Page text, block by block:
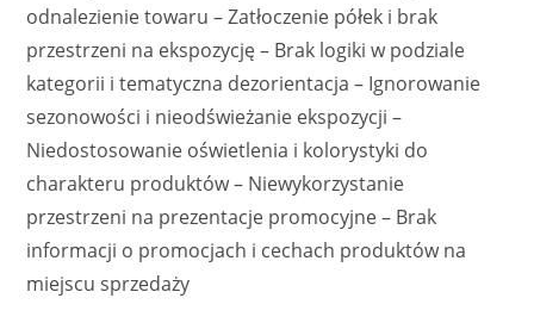
odnalezienie towaru – Zatłoczenie półek i brak
przestrzeni na ekspozycję – Brak logiki w podziale
kategorii i tematyczna dezorientacja – Ignorowanie
sezonowości i nieodświeżanie ekspozycji –
Niedostosowanie oświetlenia i kolorystyki do
charakteru produktów – Niewykorzystanie
przestrzeni na prezentacje promocyjne – Brak
informacji o promocjach i cechach produktów na
miejscu sprzedaży